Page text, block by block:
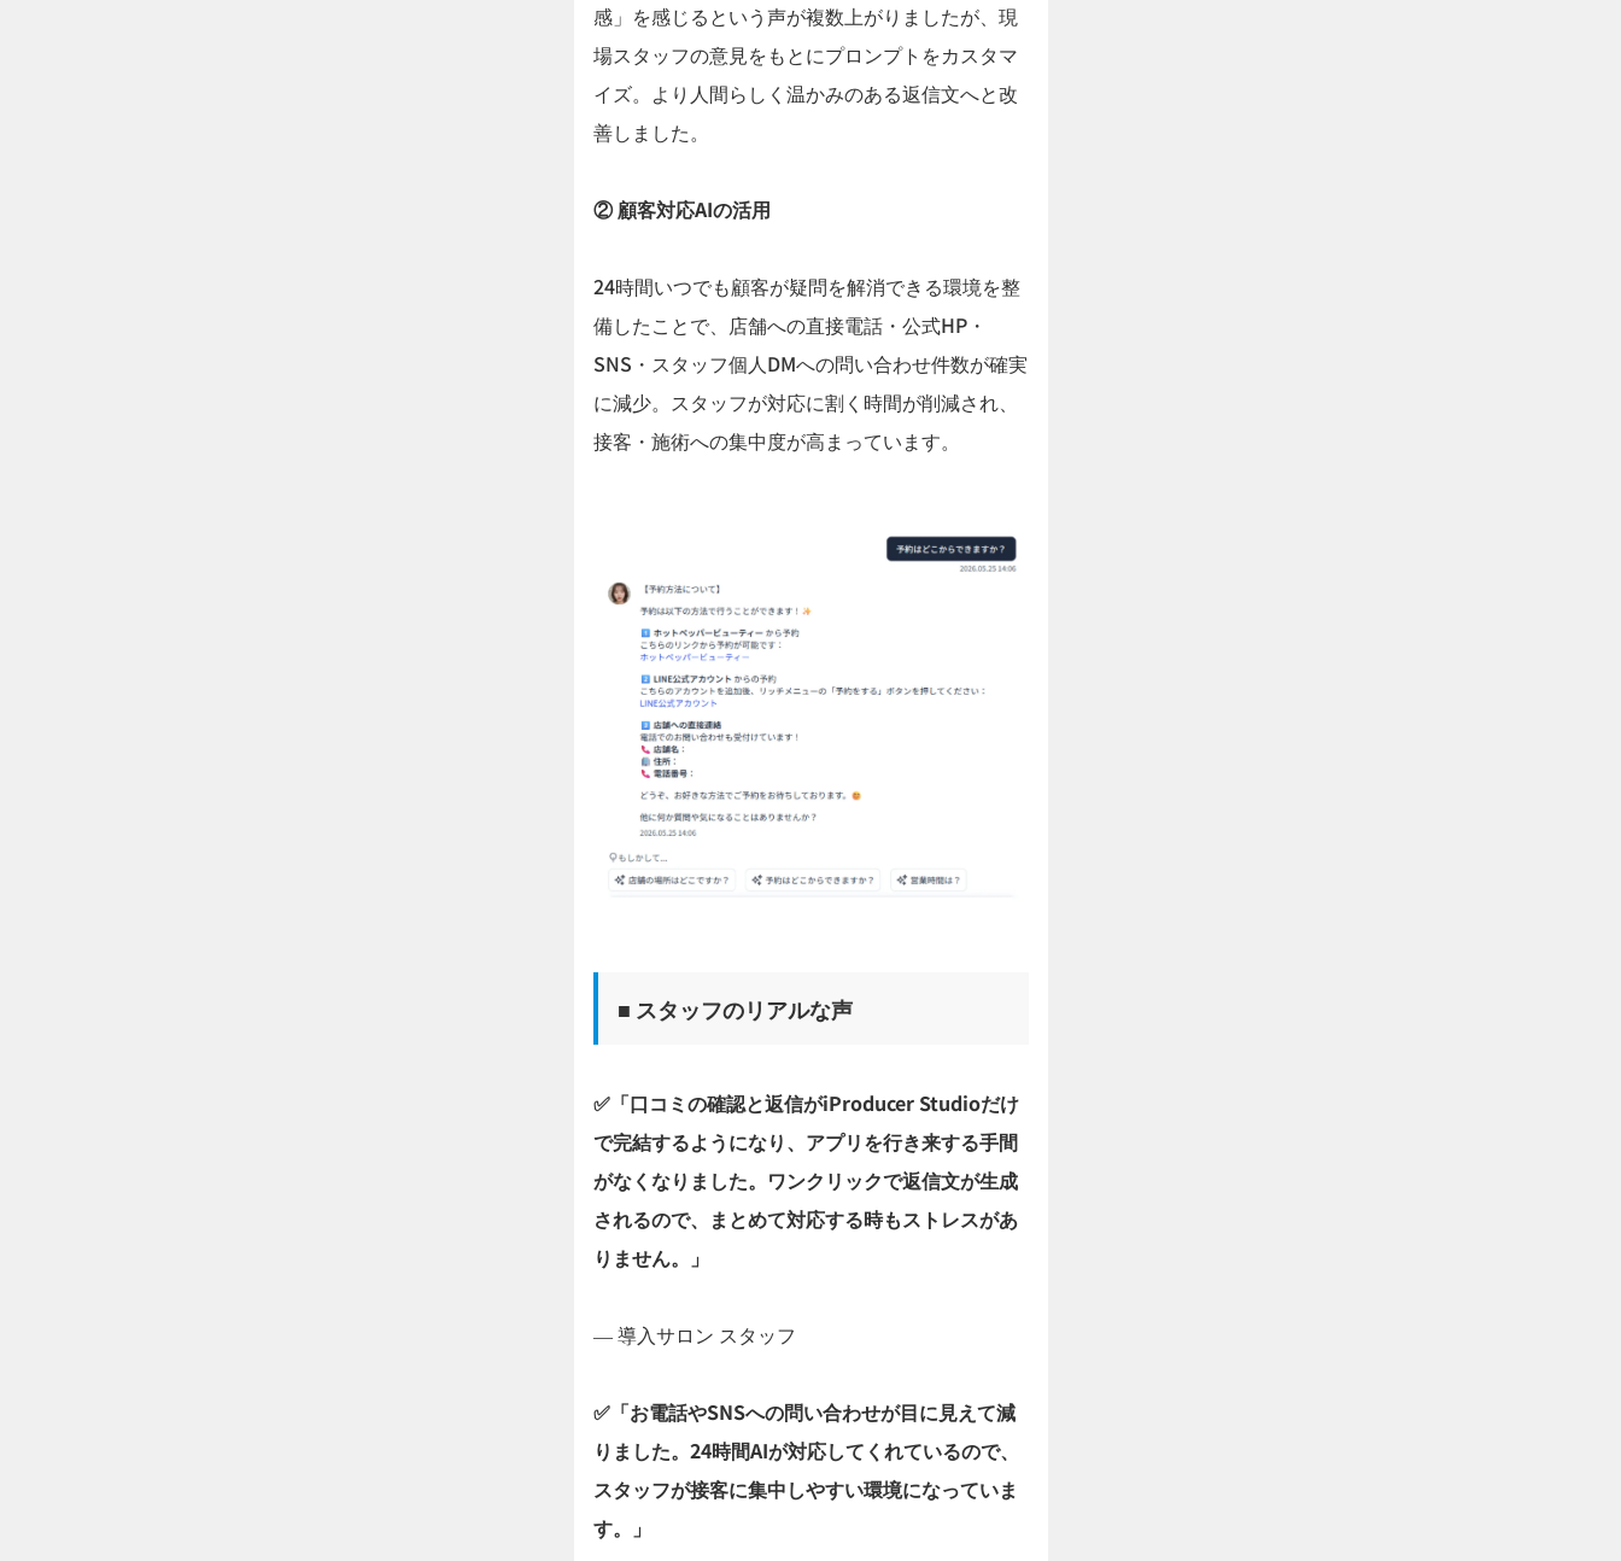
感」を感じるという声が複数上がりましたが、現
場スタッフの意見をもとにプロンプトをカスタマ
イズ。より人間らしく温かみのある返信文へと改
善しました。
② 顧客対応AIの活用
24時間いつでも顧客が疑問を解消できる環境を整
備したことで、店舗への直接電話・公式HP・
SNS・スタッフ個人DMへの問い合わせ件数が確実
に減少。スタッフが対応に割く時間が削減され、
接客・施術への集中度が高まっています。
■ スタッフのリアルな声
✅「口コミの確認と返信がiProducer Studioだけ
で完結するようになり、アプリを行き来する手間
がなくなりました。ワンクリックで返信文が生成
されるので、まとめて対応する時もストレスがあ
りません。」
― 導入サロン スタッフ
✅「お電話やSNSへの問い合わせが目に見えて減
りました。24時間AIが対応してくれているので、
スタッフが接客に集中しやすい環境になっていま
す。」